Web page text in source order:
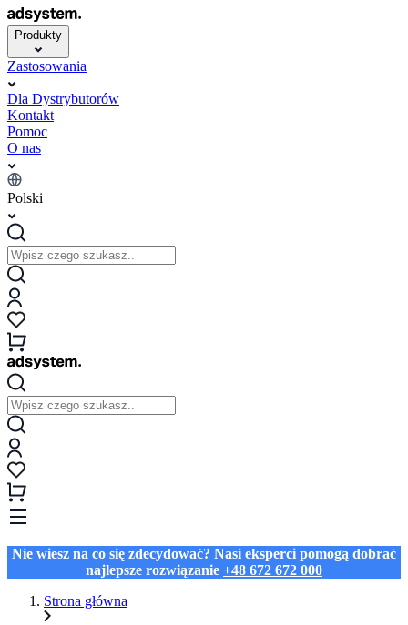
Produkty
Zastosowania
Dla Dystrybutorów
Kontakt
Pomoc
O nas
Polski
Nie wiesz na co się zdecydować? Nasi eksperci pomogą dobrać
najlepsze rozwiązanie +48 672 672 000
Strona główna